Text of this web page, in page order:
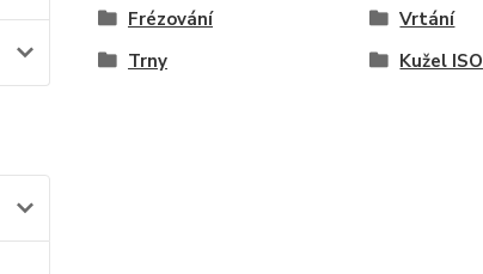
Frézování Vrtání
Trny
Kužel ISO